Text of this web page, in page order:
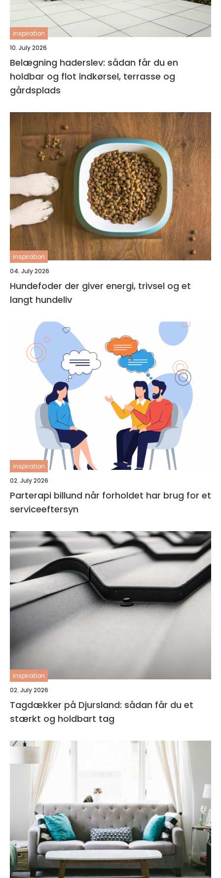
inspiration
10. July 2026
Belægning haderslev: sådan får du en
holdbar og flot indkørsel, terrasse og
gårdsplads
inspiration
04. July 2026
Hundefoder der giver energi, trivsel og et
langt hundeliv
inspiration
02. July 2026
Parterapi billund når forholdet har brug for et
serviceeftersyn
inspiration
02. July 2026
Tagdækker på Djursland: sådan får du et
stærkt og holdbart tag